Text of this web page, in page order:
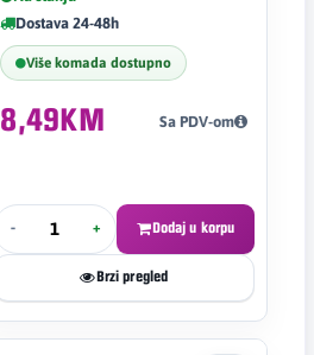
Dostava 24-48h
Više komada dostupno
8,49KM Sa PDV-om
- + Dodaj u korpu
Brzi pregled